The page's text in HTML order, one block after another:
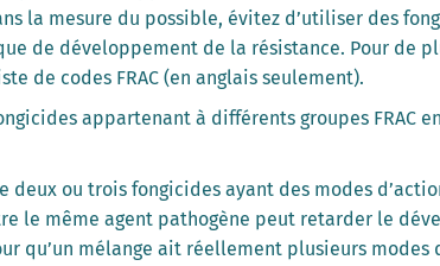
la mesure du possible, évitez d’utiliser des
de développement de la résistance. Pour de
de codes FRAC (en anglais seulement).
appartenant à différents groupes FRAC
deux ou trois fongicides ayant des modes
le même agent pathogène peut retarder le
qu’un mélange ait réellement plusieurs modes